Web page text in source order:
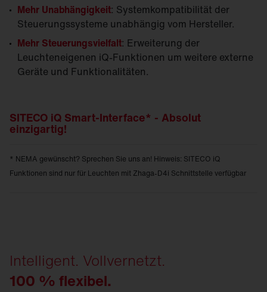
Mehr Unabhängigkeit: Systemkompatibilität der
Steuerungssysteme unabhängig vom Hersteller.
Mehr Steuerungsvielfalt: Erweiterung der
Leuchteneigenen iQ-Funktionen um weitere externe
Geräte und Funktionalitäten.
SITECO iQ Smart-Interface* - Absolut
einzigartig!
* NEMA gewünscht? Sprechen Sie uns an! Hinweis: SITECO iQ
Funktionen sind nur für Leuchten mit Zhaga-D4i Schnittstelle verfügbar
Intelligent. Vollvernetzt.
100 % flexibel.